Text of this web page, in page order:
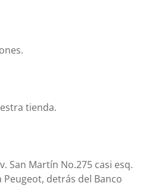
tienda.
San Martín No.275 casi esq.
Peugeot, detrás del Banco